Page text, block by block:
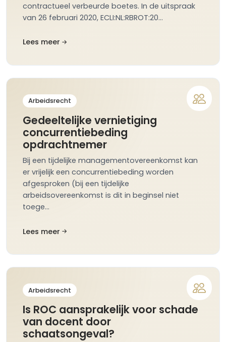
contractueel verbeurde boetes. In de uitspraak
van 26 februari 2020, ECLI:NL:RBROT:20…
Lees meer
Arbeidsrecht
Gedeeltelijke vernietiging
concurrentiebeding
opdrachtnemer
Bij een tijdelijke managementovereenkomst kan
er vrijelijk een concurrentiebeding worden
afgesproken (bij een tijdelijke
arbeidsovereenkomst is dit in beginsel niet
toege…
Lees meer
Arbeidsrecht
Is ROC aansprakelijk voor schade
van docent door
schaatsongeval?